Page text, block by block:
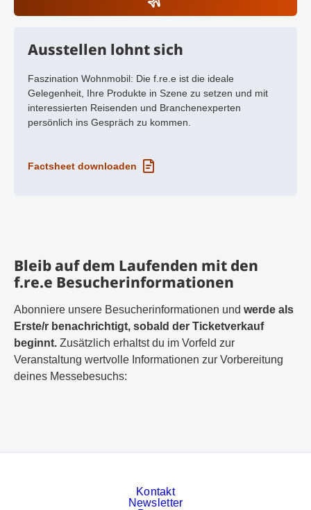
Ausstellen lohnt sich
Faszination Wohnmobil: Die f.re.e ist die ideale
Gelegenheit, Ihre Produkte in Szene zu setzen und mit
interessierten Reisenden und Branchenexperten
persönlich ins Gespräch zu kommen.
Factsheet downloaden
PDF-Dokument
Bleib auf dem Laufenden mit den
f.re.e Besucherinformationen
Abonniere unsere Besucherinformationen und werde als
Erste/r benachrichtigt, sobald der Ticketverkauf
beginnt. Zusätzlich erhaltst du im Vorfeld zur
Veranstaltung wertvolle Informationen zur Vorbereitung
deines Messebesuchs:
Kontakt
Newsletter